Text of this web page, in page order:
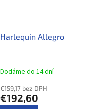
Harlequin Allegro
Dodáme do 14 dní
€159,17 bez DPH
€192,60